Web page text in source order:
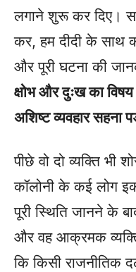
लगाने शुरू कर दिए।
कर, हम दीदी के साथ
और पूरी घटना की
क्षोभ और दुःख का विषय
अशिष्ट व्यवहार सहना
पीछे वो दो व्यक्ति भी
कॉलोनी के कई लोग
पूरी स्थिति जानने के
और वह आक्रमक
कि किसी राजनीतिक